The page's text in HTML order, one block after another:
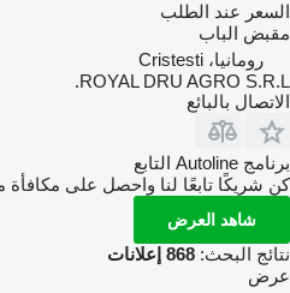
السعر عند الطلب
مقبض الباب
رومانيا، Cristesti
ROYAL DRU AGRO S.R.L.
الاتصال بالبائع
برنامج Autoline التابع
كن شريكًا تابعًا لنا واحصل على
شاهد العرض
نتائج البحث: 868 إعلانات
عرض